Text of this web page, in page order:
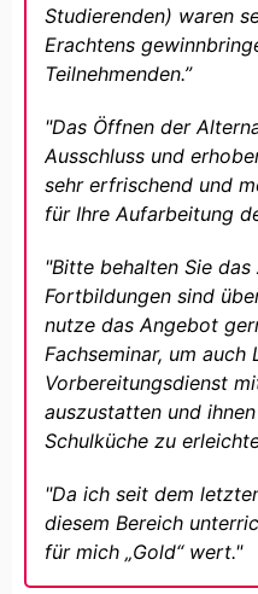
Studierenden) waren
Erachtens
Teilnehmenden.”
"Das Öffnen der
Ausschluss und
sehr erfrischend und
für Ihre Aufarbeitung
"Bitte behalten Sie
Fortbildungen sind
nutze das Angebot
Fachseminar, um auch
Vorbereitungsdienst
auszustatten und
Schulküche zu
"Da ich seit dem
diesem Bereich
für mich „Gold“ wert."